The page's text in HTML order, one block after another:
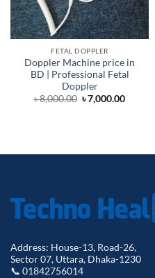
FETAL DOPPLER
Doppler Machine price in
BD | Professional Fetal
Doppler
৳8,000.00 Original
price
৳7,000.00Current
Address: House-13, Road-26,
Sector 07, Uttara, Dhaka-1230
📞 01842756014